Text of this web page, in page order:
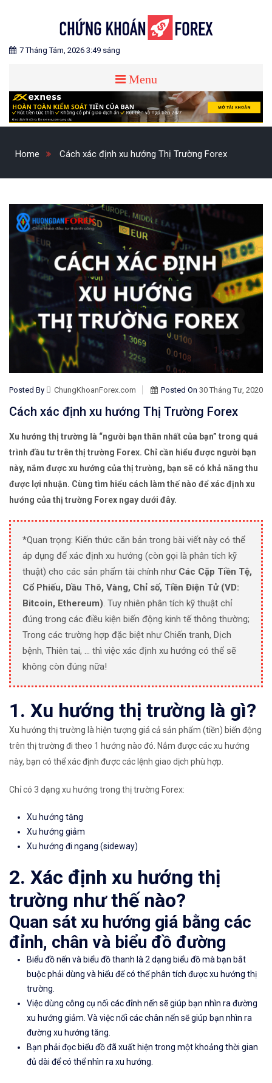
CHỨNG KHOÁN FOREX
Blog chia sẻ về Chứng Khoán và Forex
7 Tháng Tám, 2026 3:49 sáng
Menu
Home Cách xác định xu hướng Thị Trường Forex
Posted By ChungKhoanForex.com Posted On 30 Tháng Tư, 2020
Cách xác định xu hướng Thị Trường Forex
Xu hướng thị trường là “người bạn thân nhất của bạn” trong quá
trình đầu tư trên thị trường Forex. Chỉ cần hiểu được người bạn
này, nắm được xu hướng của thị trường, bạn sẽ có khả năng thu
được lợi nhuận. Cùng tìm hiểu cách làm thế nào để xác định xu
hướng của thị trường Forex ngay dưới đây.
*Quan trọng: Kiến thức căn bản trong bài viết này có thể
áp dụng để xác định xu hướng (còn gọi là phân tích kỹ
thuật) cho các sản phẩm tài chính như Các Cặp Tiền Tệ,
Cổ Phiếu, Dầu Thô, Vàng, Chỉ số, Tiền Điện Tử (VD:
Bitcoin, Ethereum). Tuy nhiên phân tích kỹ thuật chỉ
đúng trong các điều kiện biến động kinh tế thông thường;
Trong các trường hợp đặc biệt như Chiến tranh, Dịch
bệnh, Thiên tai, … thì việc xác định xu hướng có thể sẽ
không còn đúng nữa!
1. Xu hướng thị trường là gì?
Xu hướng thị trường là hiện tượng giá cả sản phẩm (tiền) biến động
trên thị trường đi theo 1 hướng nào đó. Nắm được các xu hướng
này, bạn có thể xác định được các lệnh giao dịch phù hợp.
Chỉ có 3 dạng xu hướng trong thị trường Forex:
Xu hướng tăng
Xu hướng giảm
Xu hướng đi ngang (sideway)
2. Xác định xu hướng thị
trường như thế nào?
Quan sát xu hướng giá bằng các
đỉnh, chân và biểu đồ đường
Biểu đồ nến và biểu đồ thanh là 2 dạng biểu đồ mà bạn bắt
buộc phải dùng và hiểu để có thể phân tích được xu hướng thị
trường.
Việc dùng công cụ nối các đỉnh nến sẽ giúp bạn nhìn ra đường
xu hướng giảm. Và việc nối các chân nến sẽ giúp bạn nhìn ra
đường xu hướng tăng.
Bạn phải đọc biểu đồ đã xuất hiện trong một khoảng thời gian
đủ dài để có thể nhìn ra xu hướng.